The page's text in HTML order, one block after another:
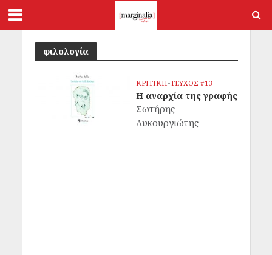
φιλολογία
ΚΡΙΤΙΚΗ•ΤΕΥΧΟΣ #13
Η αναρχία της γραφής
Σωτήρης
Λυκουργιώτης